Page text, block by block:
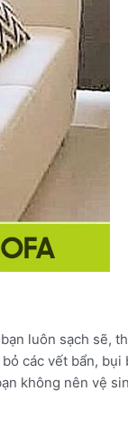
luôn sạch sẽ,
các vết bẩn,
không nên vệ